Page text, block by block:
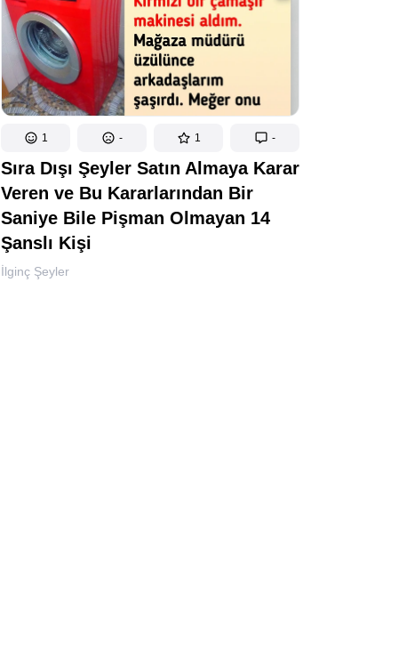
1 - 1 -
Sıra Dışı Şeyler Satın Almaya Karar
Veren ve Bu Kararlarından Bir
Saniye Bile Pişman Olmayan 14
Şanslı Kişi
İlginç Şeyler